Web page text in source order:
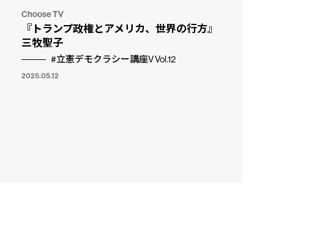
Choose TV
『トランプ政権とアメリカ、世界の行方』
三牧聖子
#立憲デモクラシー講座V Vol.12
2025.05.12